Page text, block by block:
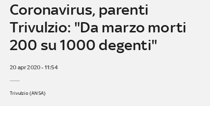
Coronavirus, parenti
Trivulzio: "Da marzo morti
200 su 1000 degenti"
20 apr 2020 - 11:54
Trivulzio (ANSA)